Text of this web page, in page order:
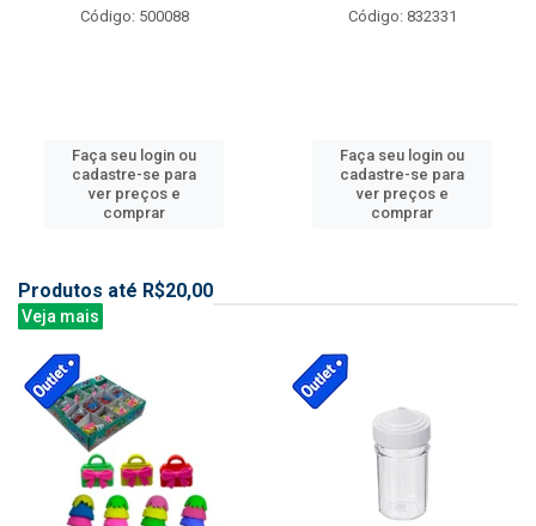
Código: 500088
Faça seu login ou
cadastre-se para
ver preços e
comprar
Código: 832331
Faça seu login ou
cadastre-se para
ver preços e
comprar
Produtos até R$20,00
Veja mais